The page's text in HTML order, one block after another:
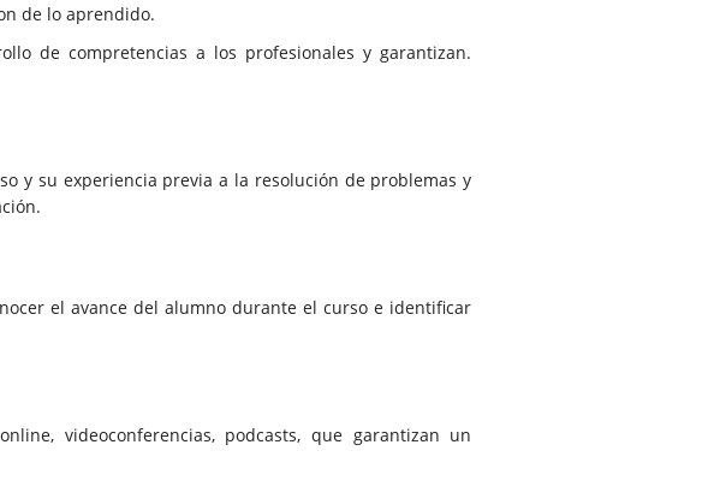
de lo aprendido.
de compretencias a los profesionales y garantizan.
y su experiencia previa a la resolución de problemas y
el avance del alumno durante el curso e identificar
videoconferencias, podcasts, que garantizan un